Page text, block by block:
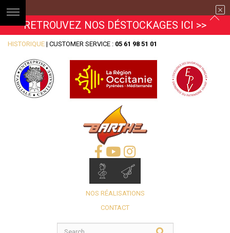
RETROUVEZ NOS DÉSTOCKAGES ICI >>
HISTORIQUE | CUSTOMER SERVICE : 05 61 98 51 01
NOS RÉALISATIONS
CONTACT